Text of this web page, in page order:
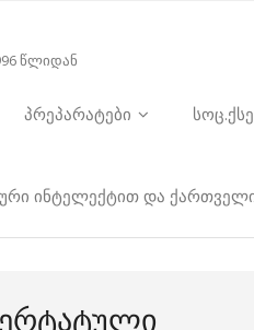
წლიდან
პრეპარატები
ინტელექტით და